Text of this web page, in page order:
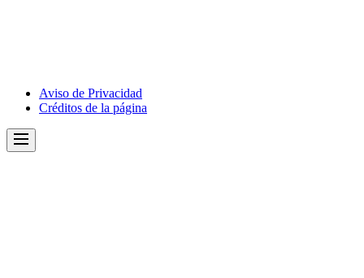
DeportivoAviso de Privacidad
Créditos de la página
Menu